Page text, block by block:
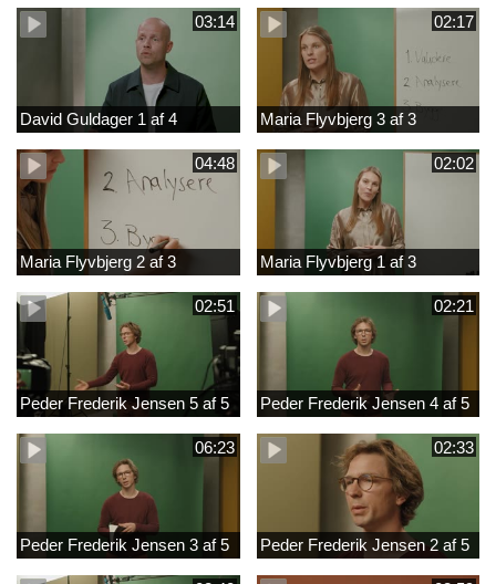
03:14
David Guldager 1 af 4
02:17
Maria Flyvbjerg 3 af 3
04:48
Maria Flyvbjerg 2 af 3
02:02
Maria Flyvbjerg 1 af 3
02:51
Peder Frederik Jensen 5 af 5
02:21
Peder Frederik Jensen 4 af 5
06:23
Peder Frederik Jensen 3 af 5
02:33
Peder Frederik Jensen 2 af 5